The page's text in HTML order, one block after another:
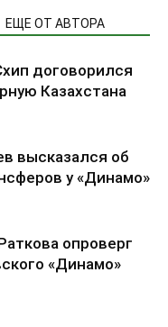
ЕЩЕ ОТ АВТОРА
договорился
Казахстана
высказался об
у «Динамо»
опроверг
«Динамо»